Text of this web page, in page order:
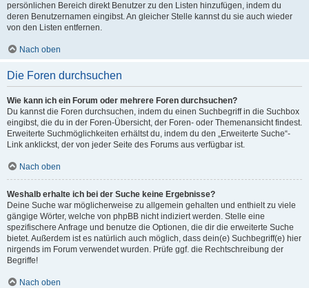
persönlichen Bereich direkt Benutzer zu den Listen hinzufügen, indem du
deren Benutzernamen eingibst. An gleicher Stelle kannst du sie auch wieder
von den Listen entfernen.
Nach oben
Die Foren durchsuchen
Wie kann ich ein Forum oder mehrere Foren durchsuchen?
Du kannst die Foren durchsuchen, indem du einen Suchbegriff in die Suchbox
eingibst, die du in der Foren-Übersicht, der Foren- oder Themenansicht findest.
Erweiterte Suchmöglichkeiten erhältst du, indem du den „Erweiterte Suche“-
Link anklickst, der von jeder Seite des Forums aus verfügbar ist.
Nach oben
Weshalb erhalte ich bei der Suche keine Ergebnisse?
Deine Suche war möglicherweise zu allgemein gehalten und enthielt zu viele
gängige Wörter, welche von phpBB nicht indiziert werden. Stelle eine
spezifischere Anfrage und benutze die Optionen, die dir die erweiterte Suche
bietet. Außerdem ist es natürlich auch möglich, dass dein(e) Suchbegriff(e) hier
nirgends im Forum verwendet wurden. Prüfe ggf. die Rechtschreibung der
Begriffe!
Nach oben